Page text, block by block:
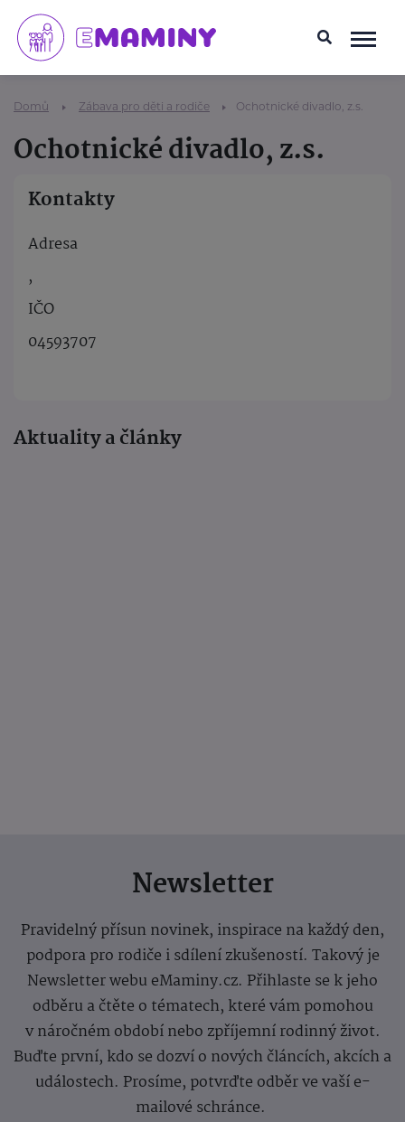
Domů Zábava pro děti a rodiče Ochotnické divadlo, z.s.
Ochotnické divadlo, z.s.
Kontakty
Adresa
,
IČO
04593707
Aktuality a články
Newsletter
Pravidelný přísun novinek, inspirace na každý den,
podpora pro rodiče i sdílení zkušeností. Takový je
Newsletter webu eMaminy.cz. Přihlaste se k jeho
odběru a čtěte o tématech, které vám pomohou
v náročném období nebo zpříjemní rodinný život.
Buďte první, kdo se dozví o nových článcích, akcích a
událostech. Prosíme, potvrďte odběr ve vaší e-
mailové schránce.